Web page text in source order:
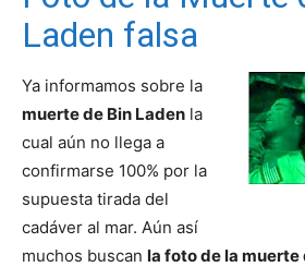
del
Mundo
Laden falsa
Ya informamos sobre la
muerte de Bin Laden la
cual aún no llega a
confirmarse 100% por la
supuesta tirada del
cadáver al mar. Aún así
muchos buscan la foto de la muerte